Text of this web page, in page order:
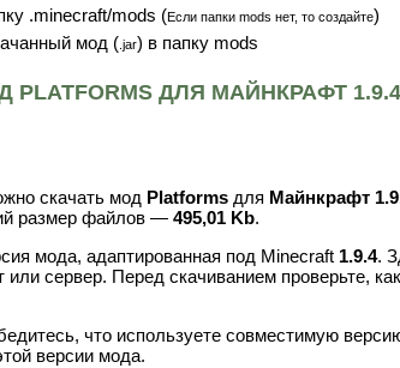
.minecraft/mods (Если папки mods нет, то создайте)
мод ( .jar) в папку mods
ДЛЯ МАЙНКРАФТ 1.9.4
скачать мод Platforms для Майнкрафт
размер файлов — 495,01 Kb.
мода, адаптированная под Minecraft 1.9.4.
сервер. Перед скачиванием проверьте,
что используете совместимую
версии мода.